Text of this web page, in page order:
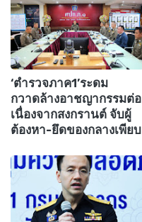
‘ตำรวจภาค1’ระดม
กวาดล้างอาชญากรรมต่อ
เนื่องจากสงกรานต์ จับผู้
ต้องหา-ยึดของกลางเพียบ